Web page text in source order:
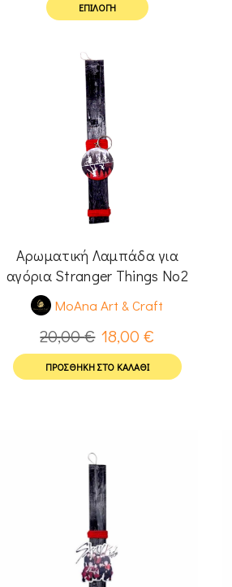
ΕΠΙΛΟΓΉ
Αρωματική Λαμπάδα για
αγόρια Stranger Things Νο2
MoAna Art & Craft
20,00€ 18,00€
ΠΡΟΣΘΉΚΗ ΣΤΟ ΚΑΛΆΘΙ